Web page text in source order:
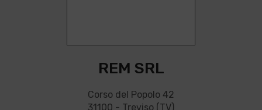
REM SRL
Corso del Popolo 42
31100 - Treviso (TV)